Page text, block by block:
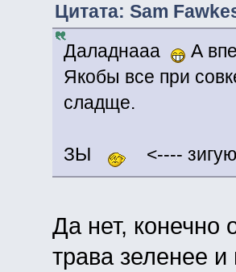
Цитата: Sam
Даладнааа
А
Якобы все при
сладще.
ЗЫ <----
Да нет, конечно
трава зеленее